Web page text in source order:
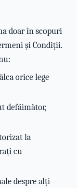
doar în scopuri
și Condiții.
orice lege
defăimător,
la
cu
despre alți